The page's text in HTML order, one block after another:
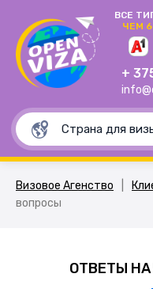
ВСЕ
ЧЕМ
+
Визовое Агенство
вопросы
ОТВЕТЫ